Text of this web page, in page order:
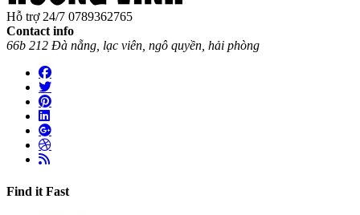
Hỗ trợ 24/7 0789362765
Contact info
66b 212 Đà nẵng, lạc viên, ngô quyền, hải phòng
Find it Fast